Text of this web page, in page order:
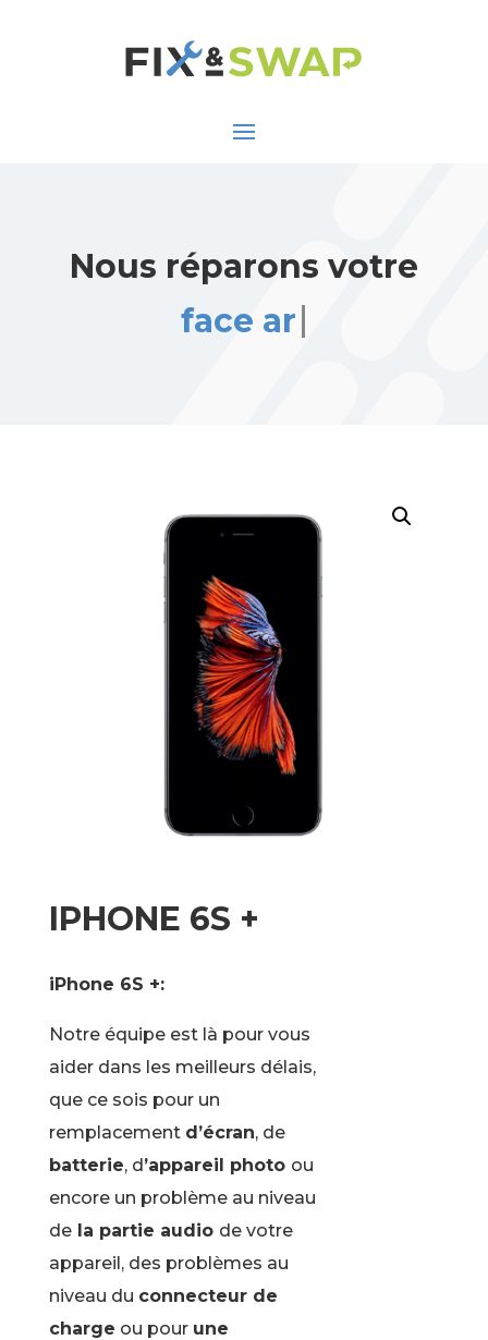
Nous réparons votre
face arrière
IPHONE 6S +
iPhone 6S +:
Notre équipe est là pour vous
aider dans les meilleurs délais,
que ce sois pour un
remplacement d’écran, de
batterie, d’appareil photo ou
encore un problème au niveau
dela partie audio de votre
appareil, des problèmes au
niveau du connecteur de
charge ou pour une